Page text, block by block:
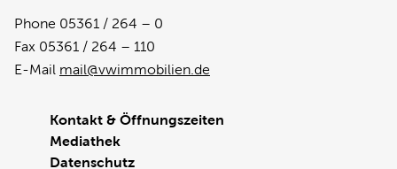
Phone 05361 / 264 – 0
Fax 05361 / 264 – 110
E-Mail mail@vwimmobilien.de
Kontakt & Öffnungszeiten
Mediathek
Datenschutz